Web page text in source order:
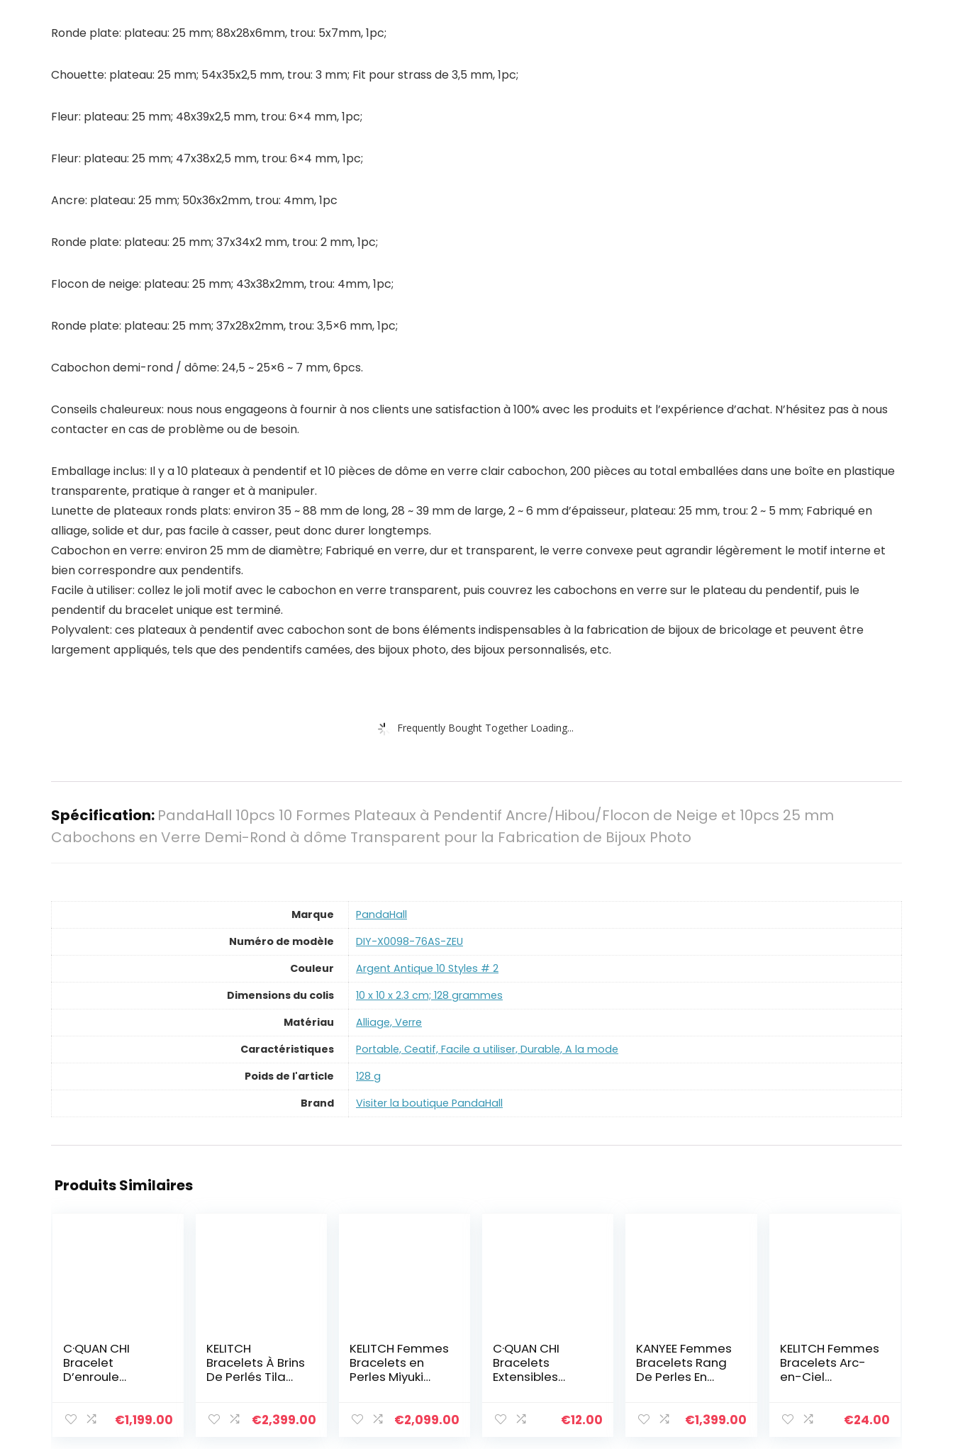
Ronde plate: plateau: 25 mm; 88x28x6mm, trou: 5x7mm, 1pc;
Chouette: plateau: 25 mm; 54x35x2,5 mm, trou: 3 mm; Fit pour strass de 3,5 mm, 1pc;
Fleur: plateau: 25 mm; 48x39x2,5 mm, trou: 6×4 mm, 1pc;
Fleur: plateau: 25 mm; 47x38x2,5 mm, trou: 6×4 mm, 1pc;
Ancre: plateau: 25 mm; 50x36x2mm, trou: 4mm, 1pc
Ronde plate: plateau: 25 mm; 37x34x2 mm, trou: 2 mm, 1pc;
Flocon de neige: plateau: 25 mm; 43x38x2mm, trou: 4mm, 1pc;
Ronde plate: plateau: 25 mm; 37x28x2mm, trou: 3,5×6 mm, 1pc;
Cabochon demi-rond / dôme: 24,5 ~ 25×6 ~ 7 mm, 6pcs.
Conseils chaleureux: nous nous engageons à fournir à nos clients une satisfaction à 100% avec les produits et l’expérience d’achat. N’hésitez pas à nous
contacter en cas de problème ou de besoin.
Emballage inclus: Il y a 10 plateaux à pendentif et 10 pièces de dôme en verre clair cabochon, 200 pièces au total emballées dans une boîte en plastique
transparente, pratique à ranger et à manipuler.
Lunette de plateaux ronds plats: environ 35 ~ 88 mm de long, 28 ~ 39 mm de large, 2 ~ 6 mm d’épaisseur, plateau: 25 mm, trou: 2 ~ 5 mm; Fabriqué en
alliage, solide et dur, pas facile à casser, peut donc durer longtemps.
Cabochon en verre: environ 25 mm de diamètre; Fabriqué en verre, dur et transparent, le verre convexe peut agrandir légèrement le motif interne et
bien correspondre aux pendentifs.
Facile à utiliser: collez le joli motif avec le cabochon en verre transparent, puis couvrez les cabochons en verre sur le plateau du pendentif, puis le
pendentif du bracelet unique est terminé.
Polyvalent: ces plateaux à pendentif avec cabochon sont de bons éléments indispensables à la fabrication de bijoux de bricolage et peuvent être
largement appliqués, tels que des pendentifs camées, des bijoux photo, des bijoux personnalisés, etc.
Frequently Bought Together Loading...
Spécification: PandaHall 10pcs 10 Formes Plateaux à Pendentif Ancre/Hibou/Flocon de Neige et 10pcs 25 mm
Cabochons en Verre Demi-Rond à dôme Transparent pour la Fabrication de Bijoux Photo
Marque
‎PandaHall
Numéro de modèle
‎DIY-X0098-76AS-ZEU
Couleur
‎Argent Antique 10 Styles # 2
Dimensions du colis
‎10 x 10 x 2.3 cm; 128 grammes
Matériau
‎Alliage, Verre
Caractéristiques
‎Portable, Ceatif, Facile a utiliser, Durable, A la mode
Poids de l'article
‎128 g
Brand
Visiter la boutique PandaHall
Produits Similaires
C·QUAN CHI
Bracelet
D’enroule
Bijoux De €1,199.00
KELITCH
Bracelets À Brins
De Perlés Tila
Bracelets
€2,399.00
KELITCH Femmes
Bracelets en
Perles Miyuki
D’amitié Colorés
€2,099.00
C·QUAN CHI
Bracelets
Extensibles
Bracelets
€12.00
KANYEE Femmes
Bracelets Rang
De Perles En
Perle De €1,399.00
KELITCH Femmes
Bracelets Arc-
en-Ciel
Bracelets
€24.00